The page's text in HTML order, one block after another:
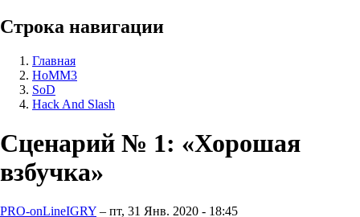
Строка навигации
Главная
HoMM3
SoD
Hack And Slash
Сценарий № 1: «Хорошая
взбучка»
PRO-onLineIGRY – пт, 31 Янв. 2020 - 18:45